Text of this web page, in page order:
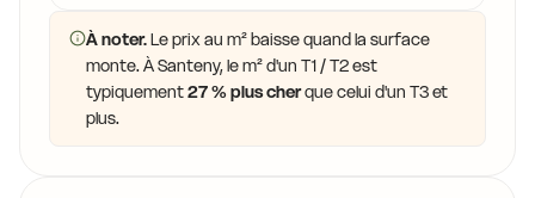
À noter.Le prix au m² baisse quand la surface
monte. À Santeny, le m² d'un T1 / T2 est
typiquement27 % plus cherque celui d'un T3 et
plus.